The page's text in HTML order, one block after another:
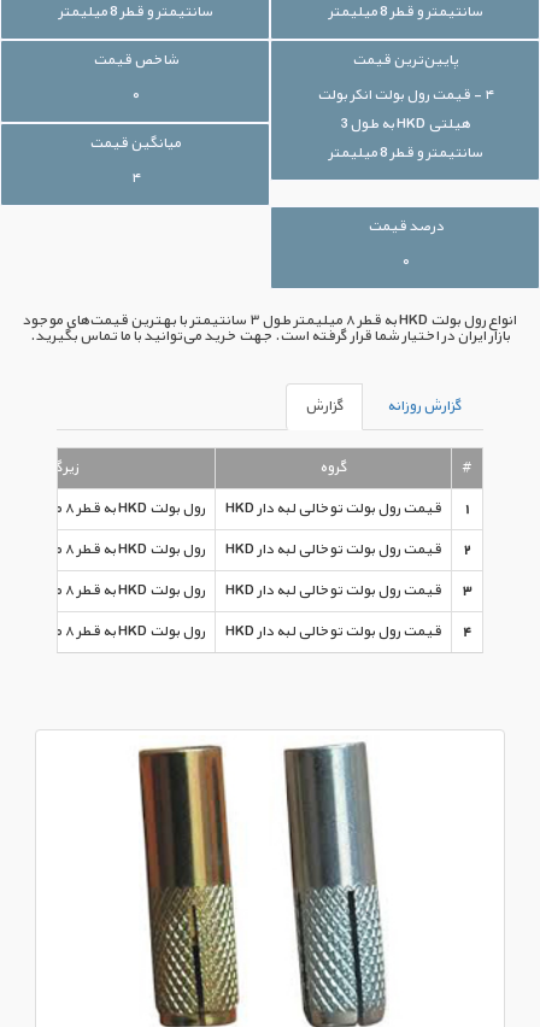
سانتیمتر و قطر 8 میلیمتر
سانتیمتر و قطر 8 میلیمتر
پایین‌ترین قیمت
۴ - قیمت رول بولت انکر بولت
هیلتی HKD به طول 3
سانتیمتر و قطر 8 میلیمتر
شاخص قیمت
۰
میانگین قیمت
۴
درصد قیمت
۰
انواع رول بولت HKD به قطر ۸ میلیمتر طول ۳ سانتیمتر با بهترین قیمت‌های موجود
بازار ایران در اختیار شما قرار گرفته است. جهت خرید می‌توانید با ما تماس بگیرید.
گزارش روزانه گزارش
# گروه
زیرگروه
1
قیمت رول بولت توخالی لبه دار HKD
رول بولت HKD به قطر ۸ میلیمتر طول ۳ سانتیمتر
2
قیمت رول بولت توخالی لبه دار HKD
رول بولت HKD به قطر ۸ میلیمتر طول ۳ سانتیمتر
3
قیمت رول بولت توخالی لبه دار HKD
رول بولت HKD به قطر ۸ میلیمتر طول ۳ سانتیمتر
4
قیمت رول بولت توخالی لبه دار HKD رول بولت HKD به قطر ۸ میلیمتر طول ۳ سانتیمتر